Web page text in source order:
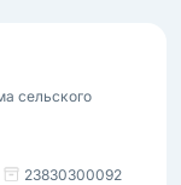
сельского
23830300092